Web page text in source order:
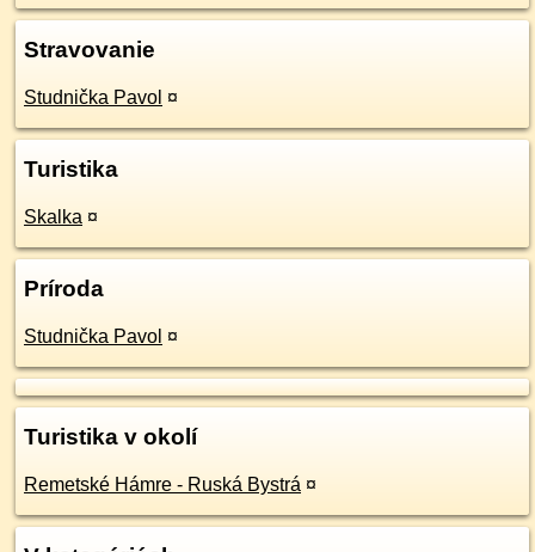
Stravovanie
Studnička Pavol ¤
Turistika
Skalka ¤
Príroda
Studnička Pavol ¤
Turistika v okolí
Remetské Hámre - Ruská Bystrá ¤